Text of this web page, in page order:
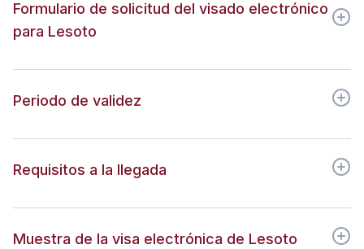
Formulario de solicitud del visado electrónico
para Lesoto
Periodo de validez
Requisitos a la llegada
Muestra de la visa electrónica de Lesoto